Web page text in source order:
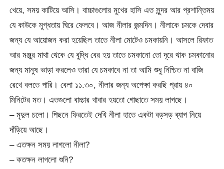
খেয়ে, সময় কাটিয়ে আসি। বাচ্চাগুলোর মুখের হাসি এত সুন্দর আর প্রশান্তিময়
যে কাউকে মুগ্ধতায় ঘিরে ফেলবে। আজ নীলার জন্মদিন। নীলাকে চমকে দেবার
জন্য যে আয়োজন করা হয়েছিল তাতে নীলা মোটেও চমকায়নি। আসলে রিফাত
আর মঞ্জুর মাথা থেকে যে বুদ্ধি বের হয় তাতে চমকানো তো দূরে থাক চমকানোর
জন্য মানুষ ভাড়া করলেও তারা যে চমকাবে না তা আমি শুধু নিশ্চিত না বাজি
রেখে বলতে পারি। বেলা ১১.৩০, নীলার জন্য অপেক্ষা করছি প্রায় ৪০
মিনিটের মত। এতগুলো বাচ্চার খাবার হয়তো গোছাতে সময় লাগছে।
– মৃদুল চলো। পিছনে ফিরতেই দেখি নীলা হাতে একটা বড়সড় ব্যাগ নিয়ে
দাঁড়িয়ে আছে।
– এতক্ষন সময় লাগলো নীলা?
– কতক্ষন লাগলো শুনি?